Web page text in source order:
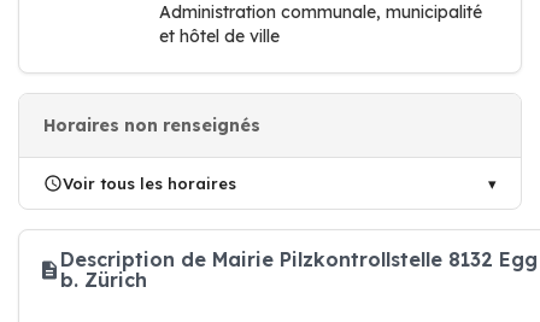
Administration communale, municipalité
et hôtel de ville
Horaires non renseignés
Voir tous les horaires
Description de Mairie Pilzkontrollstelle 8132 Egg
b. Zürich